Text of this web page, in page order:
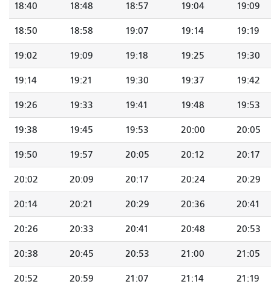
18:40 18:48 18:57 19:04 19:09
18:50 18:58 19:07 19:14 19:19
19:02 19:09 19:18 19:25 19:30
19:14 19:21 19:30 19:37 19:42
19:26 19:33 19:41 19:48 19:53
19:38 19:45 19:53 20:00 20:05
19:50 19:57 20:05 20:12 20:17
20:02 20:09 20:17 20:24 20:29
20:14 20:21 20:29 20:36 20:41
20:26 20:33 20:41 20:48 20:53
20:38 20:45 20:53 21:00 21:05
20:52 20:59 21:07 21:14 21:19